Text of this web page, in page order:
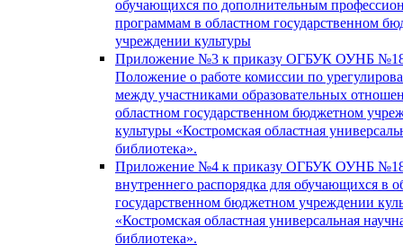
обучающихся по дополнительным
программам в областном государственном
учреждении культуры
Приложение №3 к приказу ОГБУК ОУНБ
Положение о работе комиссии по
между участниками образовательных
областном государственном бюджетном
культуры «Костромская областная
библиотека».
Приложение №4 к приказу ОГБУК ОУНБ
внутреннего распорядка для обучающихся в
государственном бюджетном учреждении
«Костромская областная универсальная
библиотека».